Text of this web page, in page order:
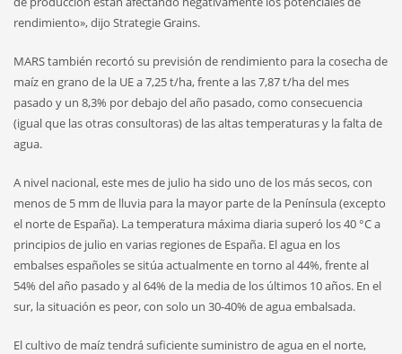
rendimiento», dijo Strategie Grains.
MARS también recortó su previsión de rendimiento para la cosecha de
maíz en grano de la UE a 7,25 t/ha, frente a las 7,87 t/ha del mes
pasado y un 8,3% por debajo del año pasado, como consecuencia
(igual que las otras consultoras) de las altas temperaturas y la falta de
agua.
A nivel nacional, este mes de julio ha sido uno de los más secos, con
menos de 5 mm de lluvia para la mayor parte de la Península (excepto
el norte de España). La temperatura máxima diaria superó los 40 °C a
principios de julio en varias regiones de España. El agua en los
embalses españoles se sitúa actualmente en torno al 44%, frente al
54% del año pasado y al 64% de la media de los últimos 10 años. En el
sur, la situación es peor, con solo un 30-40% de agua embalsada.
El cultivo de maíz tendrá suficiente suministro de agua en el norte,